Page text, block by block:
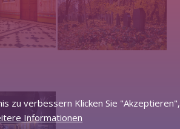
zu verbessern Klicken Sie "Akzeptieren",
Informationen